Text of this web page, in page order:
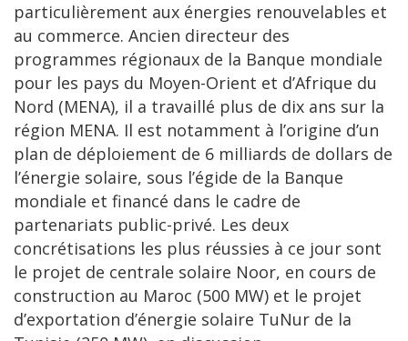
particulièrement aux énergies renouvelables et
au commerce. Ancien directeur des
programmes régionaux de la Banque mondiale
pour les pays du Moyen-Orient et d’Afrique du
Nord (MENA), il a travaillé plus de dix ans sur la
région MENA. Il est notamment à l’origine d’un
plan de déploiement de 6 milliards de dollars de
l’énergie solaire, sous l’égide de la Banque
mondiale et financé dans le cadre de
partenariats public-privé. Les deux
concrétisations les plus réussies à ce jour sont
le projet de centrale solaire Noor, en cours de
construction au Maroc (500 MW) et le projet
d’exportation d’énergie solaire TuNur de la